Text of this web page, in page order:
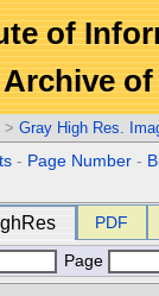
of
> Gray High Res.
- Page Number -
PDF
Page